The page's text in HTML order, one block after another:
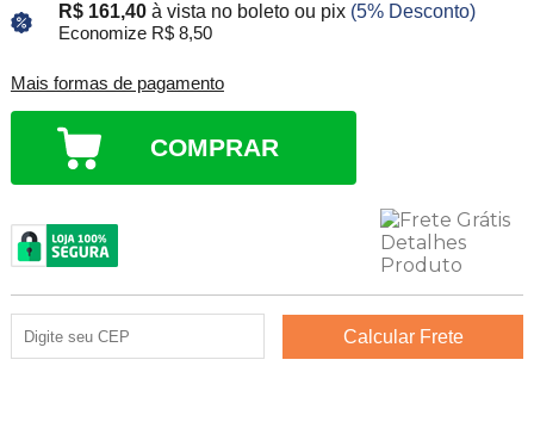
R$ 161,40 à vista no boleto ou pix (5% Desconto)
Economize R$ 8,50
Mais formas de pagamento
COMPRAR